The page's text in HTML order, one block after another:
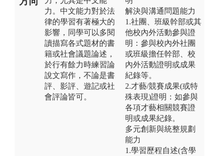
力。中文能力對於法
律的學習有著極大的
影響，同學可以多閱
讀描寫各式題材的書
籍或社會議題論述，
於行有餘力時練習論
說文寫作，不論是書
評、影評、遊記或社
會評論皆可。
解決與溝通問題能力
1.社團、班級幹部或其
他校內外活動參與證
明：參與校內外社團
或班級擔任幹部、校
內外活動證明或成果
紀錄等。
2.才藝/競賽成果(或特
殊表現)證明：如參與
各項才藝相關競賽證
明或成果紀錄。
多元創新與統整規劃
能力
1.學習歷程自述(含學